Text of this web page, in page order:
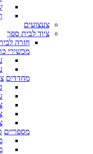
צעצועים
ציוד לבית ספר
חזרה
מכשירי
מחדדים
מספריים